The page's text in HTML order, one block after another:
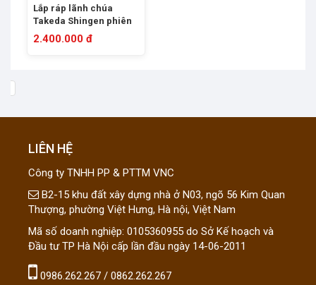
Lắp ráp lãnh chúa
Takeda Shingen phiên
bản Bóng Đêm Top Toy-
2.400.000 đ
LIÊN HỆ
Công ty TNHH PP & PTTM VNC
B2-15 khu đất xây dựng nhà ở N03, ngõ 56 Kim Quan
Thượng, phường Việt Hưng, Hà nội, Việt Nam
Mã số doanh nghiệp: 0105360955 do Sở Kế hoạch và
Đầu tư TP Hà Nội cấp lần đầu ngày 14-06-2011
0986.262.267 / 0862.262.267